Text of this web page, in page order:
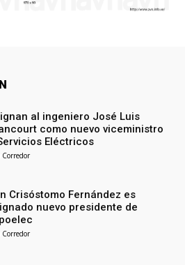
al ingeniero José Luis
como nuevo viceministro
Eléctricos
Corredor
Crisóstomo Fernández es
nuevo presidente de
Corredor